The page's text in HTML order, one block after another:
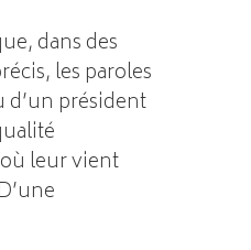
dans des
les paroles
président
leur vient